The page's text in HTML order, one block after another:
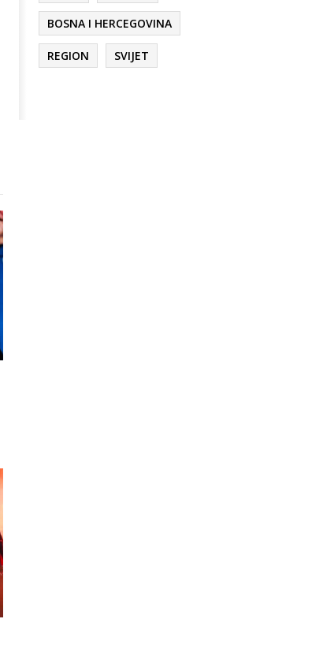
BOSNA I HERCEGOVINA
REGION SVIJET